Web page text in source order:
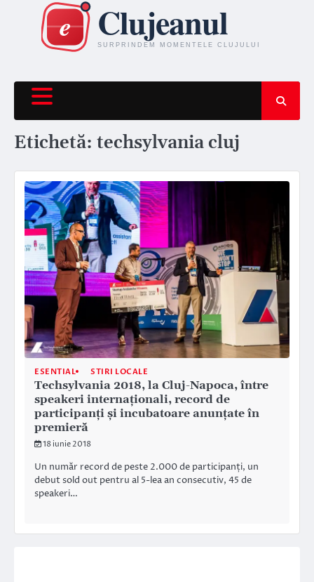
content
Etichetă: techsylvania cluj
ESENTIAL STIRI LOCALE
Techsylvania 2018, la Cluj-Napoca, între
speakeri internaționali, record de
participanți și incubatoare anunțate în
premieră
18 iunie 2018
Un număr record de peste 2.000 de participanți, un
debut sold out pentru al 5-lea an consecutiv, 45 de
speakeri…